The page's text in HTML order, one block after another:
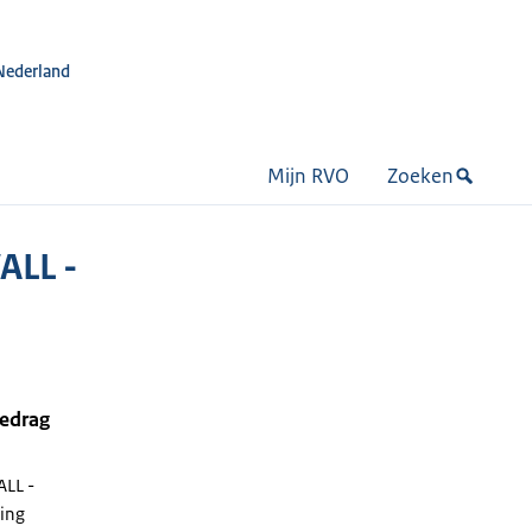
Mijn RVO Zoeken
-
-